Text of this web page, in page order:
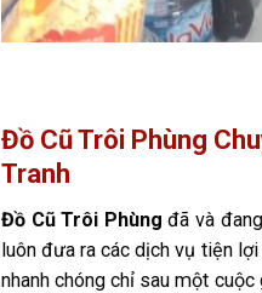
Đồ Cũ Trôi Phùng
Tranh
Đồ Cũ Trôi Phùng đã và
luôn đưa ra các dịch vụ tiện
nhanh chóng chỉ sau một